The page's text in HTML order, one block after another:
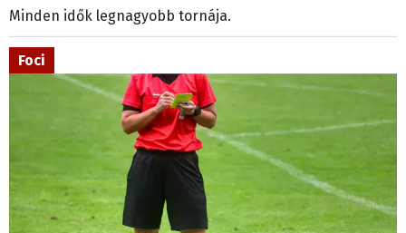
Minden idők legnagyobb tornája.
Foci